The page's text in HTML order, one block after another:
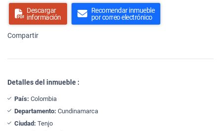
Descargar
información
Recomendar inmueble
por correo electrónico
Compartir
Detalles del inmueble :
País: Colombia
Departamento: Cundinamarca
Ciudad: Tenjo